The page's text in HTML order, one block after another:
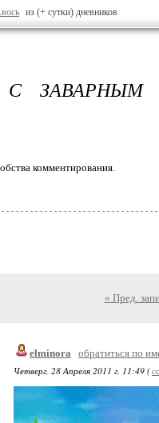
из (+ сутки) дневников
С
комментирования.
« Пред.
elminora
обратиться по
Четверг, 28 Апреля 2011 г. 11:49 (